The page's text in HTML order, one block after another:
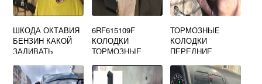
ШКОДА ОКТАВИЯ
БЕНЗИН КАКОЙ
ЗАЛИВАТЬ
6RF615109F
КОЛОДКИ
ТОРМОЗНЫЕ
ШКОДА РАПИД
ТОРМОЗНЫЕ
КОЛОДКИ
ПЕРЕДНИЕ